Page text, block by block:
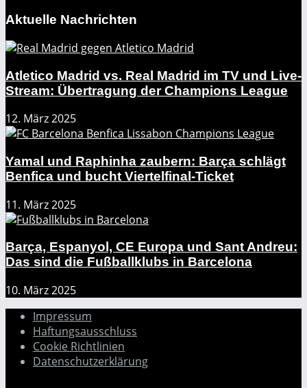
Aktuelle Nachrichten
Atletico Madrid vs. Real Madrid im TV und Live-
Stream: Übertragung der Champions League
12. März 2025
Yamal und Raphinha zaubern: Barça schlägt
Benfica und bucht Viertelfinal-Ticket
11. März 2025
Barça, Espanyol, CE Europa und Sant Andreu:
Das sind die Fußballklubs in Barcelona
10. März 2025
Impressum
Haftungsausschluss
Cookie Richtlinien
Datenschutzerklärung